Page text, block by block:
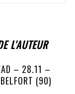
L'AUTEUR
– 28.11 –
(90)